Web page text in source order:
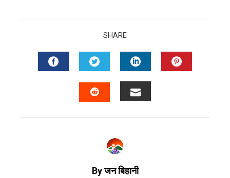
SHARE
By जन बिहानी